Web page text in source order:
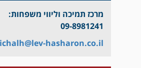
מרכז תמיכה וליווי משפחות:
09-8981241
michalh@lev-hasharon.co.il